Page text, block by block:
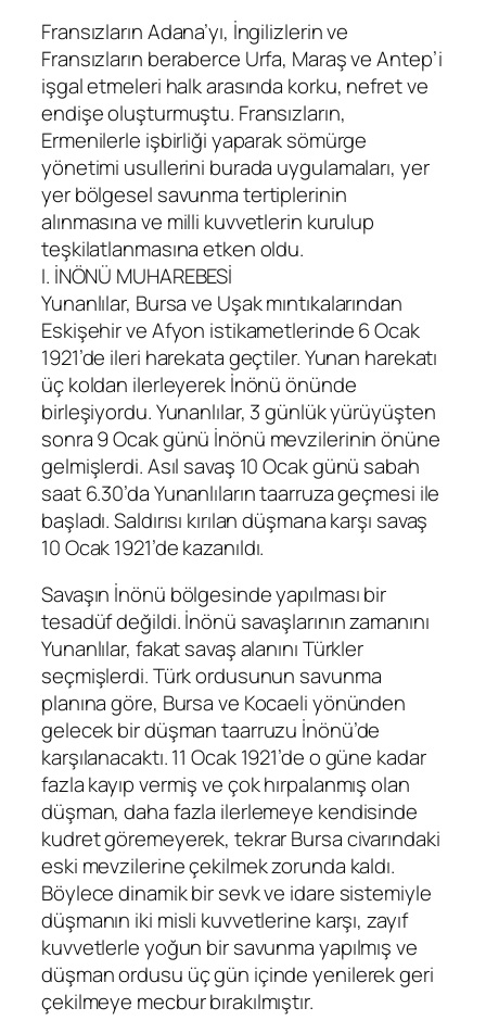
Fransızların Adana’yı, İngilizlerin ve
Fransızların beraberce Urfa, Maraş ve Antep’i
işgal etmeleri halk arasında korku, nefret ve
endişe oluşturmuştu. Fransızların,
Ermenilerle işbirliği yaparak sömürge
yönetimi usullerini burada uygulamaları, yer
yer bölgesel savunma tertiplerinin
alınmasına ve milli kuvvetlerin kurulup
teşkilatlanmasına etken oldu.
I. İNÖNÜ MUHAREBESİ
Yunanlılar, Bursa ve Uşak mıntıkalarından
Eskişehir ve Afyon istikametlerinde 6 Ocak
1921’de ileri harekata geçtiler. Yunan harekatı
üç koldan ilerleyerek İnönü önünde
birleşiyordu. Yunanlılar, 3 günlük yürüyüşten
sonra 9 Ocak günü İnönü mevzilerinin önüne
gelmişlerdi. Asıl savaş 10 Ocak günü sabah
saat 6.30’da Yunanlıların taarruza geçmesi ile
başladı. Saldırısı kırılan düşmana karşı savaş
10 Ocak 1921’de kazanıldı.
Savaşın İnönü bölgesinde yapılması bir
tesadüf değildi. İnönü savaşlarının zamanını
Yunanlılar, fakat savaş alanını Türkler
seçmişlerdi. Türk ordusunun savunma
planına göre, Bursa ve Kocaeli yönünden
gelecek bir düşman taarruzu İnönü’de
karşılanacaktı. 11 Ocak 1921’de o güne kadar
fazla kayıp vermiş ve çok hırpalanmış olan
düşman, daha fazla ilerlemeye kendisinde
kudret göremeyerek, tekrar Bursa civarındaki
eski mevzilerine çekilmek zorunda kaldı.
Böylece dinamik bir sevk ve idare sistemiyle
düşmanın iki misli kuvvetlerine karşı, zayıf
kuvvetlerle yoğun bir savunma yapılmış ve
düşman ordusu üç gün içinde yenilerek geri
çekilmeye mecbur bırakılmıştır.